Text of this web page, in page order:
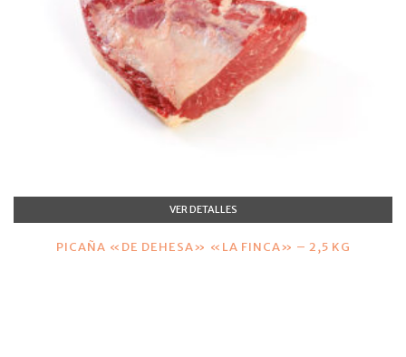
VER DETALLES
PICAÑA «DE DEHESA» «LA FINCA» – 2,5 KG